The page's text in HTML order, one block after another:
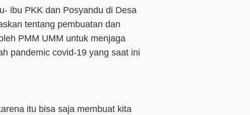
ibu PKK dan Posyandu di Desa
tentang pembuatan dan
PMM UMM untuk menjaga
pandemic covid-19 yang saat ini
itu bisa saja membuat kita